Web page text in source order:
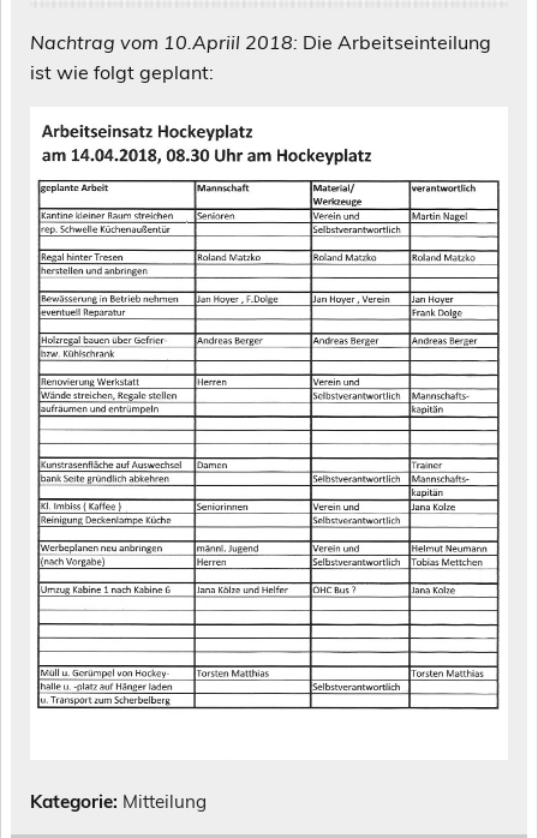
Nachtrag vom 10.Apriil 2018: Die Arbeitseinteilung
ist wie folgt geplant:
Kategorie: Mitteilung